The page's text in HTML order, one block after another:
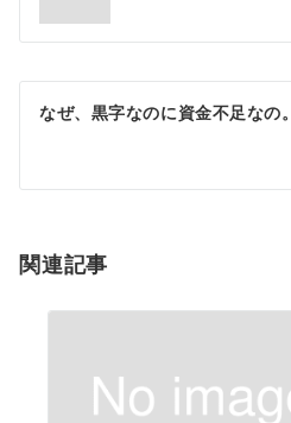
ナ
ビ
ゲ
シ
ン
なぜ、黒字なのに資金不足なの。
関連記事